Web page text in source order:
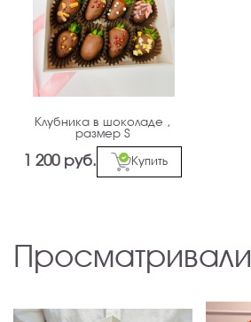
Клубника в шоколаде ,
размер S
1 200 руб. Купить
Просматривали